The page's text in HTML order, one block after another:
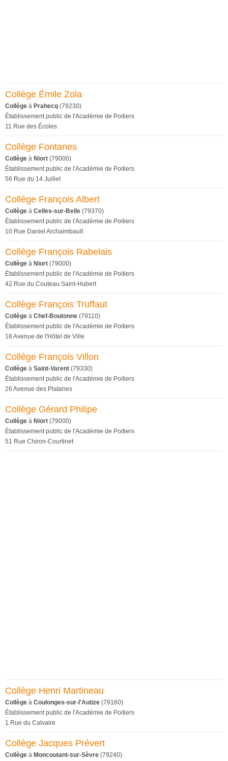
Collège Émile Zola
Collège à Prahecq (79230)
Établissement public de l'Académie de Poitiers
11 Rue des Écoles
Collège Fontanes
Collège à Niort (79000)
Établissement public de l'Académie de Poitiers
56 Rue du 14 Juillet
Collège François Albert
Collège à Celles-sur-Belle (79370)
Établissement public de l'Académie de Poitiers
10 Rue Daniel Archaimbault
Collège François Rabelais
Collège à Niort (79000)
Établissement public de l'Académie de Poitiers
42 Rue du Couteau Saint-Hubert
Collège François Truffaut
Collège à Chef-Boutonne (79110)
Établissement public de l'Académie de Poitiers
18 Avenue de l'Hôtel de Ville
Collège François Villon
Collège à Saint-Varent (79330)
Établissement public de l'Académie de Poitiers
26 Avenue des Platanes
Collège Gérard Philipe
Collège à Niort (79000)
Établissement public de l'Académie de Poitiers
51 Rue Chiron-Courtinet
Collège Henri Martineau
Collège à Coulonges-sur-l'Autize (79160)
Établissement public de l'Académie de Poitiers
1 Rue du Calvaire
Collège Jacques Prévert
Collège à Moncoutant-sur-Sèvre (79240)